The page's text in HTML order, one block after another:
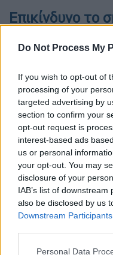
Do Not Process My
If you wish to opt-out of
processing of your
targeted advertising by
section to confirm your
opt-out request is
interest-based ads
us or personal
your opt-out. You may
disclosure of your
IAB’s list of
also be disclosed by us
Downstream Participants
Please note that this
Personal Data
Επικίνδυνο το
Στο σημείο αυτό
παρελθόν τον
δυνατότητα να
ανοιχτού τύπου
τρόλεϊ δεδομένου
και την
περιστατικά
μπορεί να
τραυματισμός.